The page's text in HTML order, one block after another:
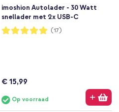
imoshion Autolader - 30 Watt
snellader met 2x USB-C
Waardering:
100%
(17)
€ 15,99
Op voorraad